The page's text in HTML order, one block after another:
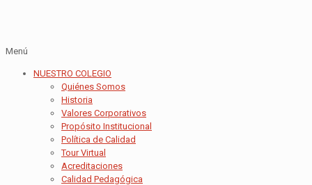
Menú
NUESTRO COLEGIO
Quiénes Somos
Historia
Valores Corporativos
Propósito Institucional
Política de Calidad
Tour Virtual
Acreditaciones
Calidad Pedagógica